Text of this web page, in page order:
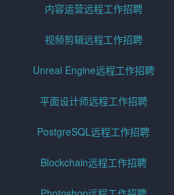
内容运营远程工作招聘
视频剪辑远程工作招聘
Unreal Engine远程工作招聘
平面设计师远程工作招聘
PostgreSQL远程工作招聘
Blockchain远程工作招聘